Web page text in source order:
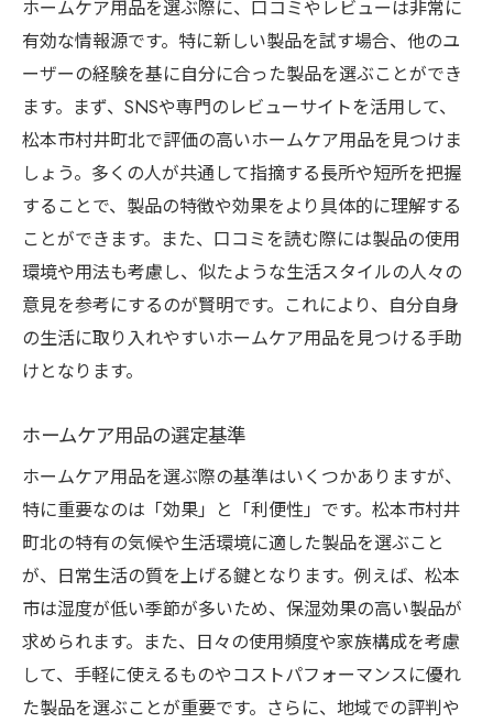
ホームケア用品を選ぶ際に、口コミやレビューは非常に
有効な情報源です。特に新しい製品を試す場合、他のユ
ーザーの経験を基に自分に合った製品を選ぶことができ
ます。まず、SNSや専門のレビューサイトを活用して、
松本市村井町北で評価の高いホームケア用品を見つけま
しょう。多くの人が共通して指摘する長所や短所を把握
することで、製品の特徴や効果をより具体的に理解する
ことができます。また、口コミを読む際には製品の使用
環境や用法も考慮し、似たような生活スタイルの人々の
意見を参考にするのが賢明です。これにより、自分自身
の生活に取り入れやすいホームケア用品を見つける手助
けとなります。
ホームケア用品の選定基準
ホームケア用品を選ぶ際の基準はいくつかありますが、
特に重要なのは「効果」と「利便性」です。松本市村井
町北の特有の気候や生活環境に適した製品を選ぶこと
が、日常生活の質を上げる鍵となります。例えば、松本
市は湿度が低い季節が多いため、保湿効果の高い製品が
求められます。また、日々の使用頻度や家族構成を考慮
して、手軽に使えるものやコストパフォーマンスに優れ
た製品を選ぶことが重要です。さらに、地域での評判や